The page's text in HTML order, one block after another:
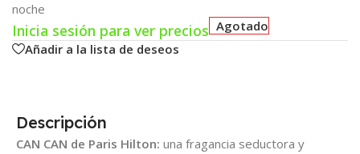
noche
Inicia sesión para ver precios Agotado
Añadir a la lista de deseos
Descripción
CAN CAN de Paris Hilton: una fragancia seductora y